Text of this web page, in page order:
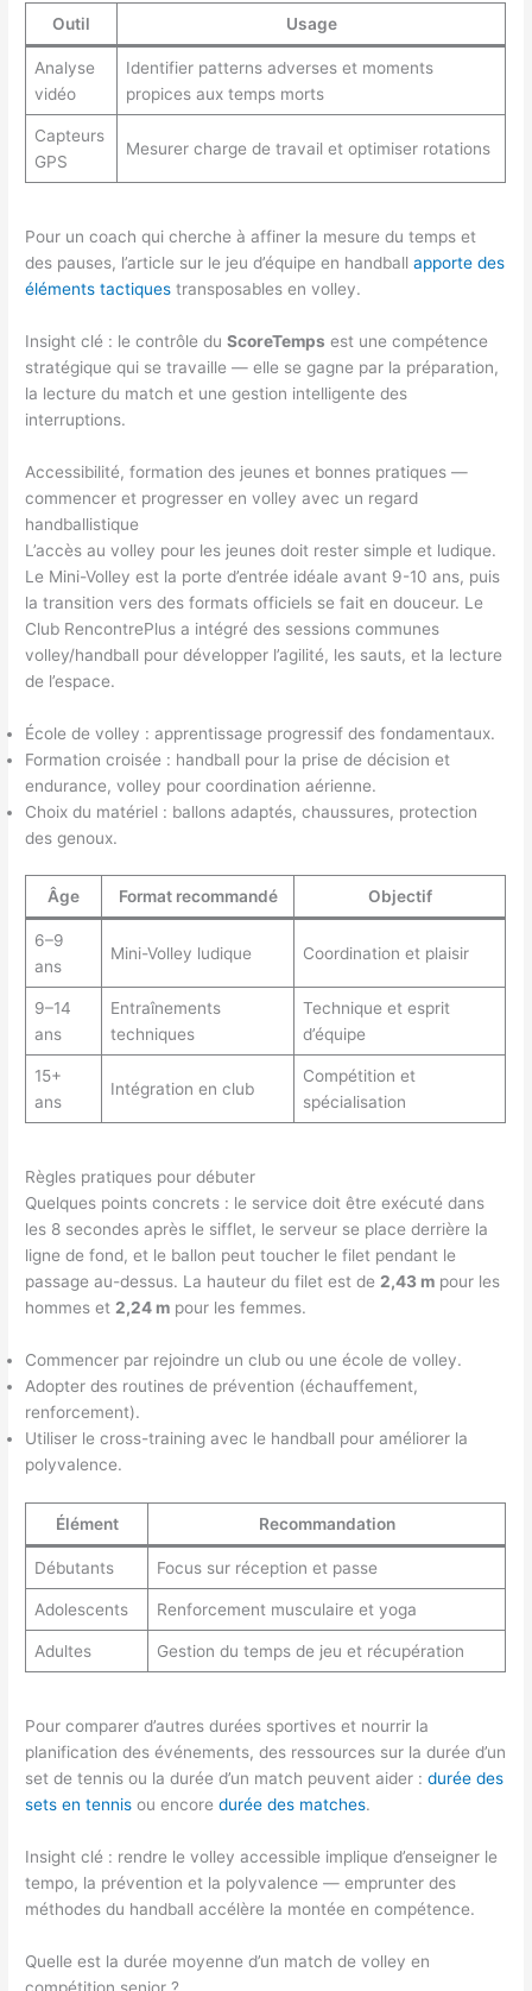
Outil Usage
Analyse
vidéo
Identifier patterns adverses et moments
propices aux temps morts
Capteurs
GPS
Mesurer charge de travail et optimiser rotations
Pour un coach qui cherche à affiner la mesure du temps et
des pauses, l’article sur le jeu d’équipe en handballapporte des
éléments tactiques transposables en volley.
Insight clé : le contrôle duScoreTemps est une compétence
stratégique qui se travaille — elle se gagne par la préparation,
la lecture du match et une gestion intelligente des
interruptions.
Accessibilité, formation des jeunes et bonnes pratiques —
commencer et progresser en volley avec un regard
handballistique
L’accès au volley pour les jeunes doit rester simple et ludique.
Le Mini-Volley est la porte d’entrée idéale avant 9-10 ans, puis
la transition vers des formats officiels se fait en douceur. Le
Club RencontrePlus a intégré des sessions communes
volley/handball pour développer l’agilité, les sauts, et la lecture
de l’espace.
École de volley : apprentissage progressif des fondamentaux.
Formation croisée : handball pour la prise de décision et
endurance, volley pour coordination aérienne.
Choix du matériel : ballons adaptés, chaussures, protection
des genoux.
Âge Format recommandé Objectif
6–9
ans
Mini-Volley ludique Coordination et plaisir
9–14
ans
Entraînements
techniques
Technique et esprit
d’équipe
15+
ans
Intégration en club
Compétition et
spécialisation
Règles pratiques pour débuter
Quelques points concrets : le service doit être exécuté dans
les 8 secondes après le sifflet, le serveur se place derrière la
ligne de fond, et le ballon peut toucher le filet pendant le
passage au-dessus. La hauteur du filet est de2,43 m pour les
hommes et2,24 m pour les femmes.
Commencer par rejoindre un club ou une école de volley.
Adopter des routines de prévention (échauffement,
renforcement).
Utiliser le cross-training avec le handball pour améliorer la
polyvalence.
Élément Recommandation
Débutants Focus sur réception et passe
Adolescents Renforcement musculaire et yoga
Adultes Gestion du temps de jeu et récupération
Pour comparer d’autres durées sportives et nourrir la
planification des événements, des ressources sur la durée d’un
set de tennis ou la durée d’un match peuvent aider :durée des
sets en tennis ou encoredurée des matches.
Insight clé : rendre le volley accessible implique d’enseigner le
tempo, la prévention et la polyvalence — emprunter des
méthodes du handball accélère la montée en compétence.
Quelle est la durée moyenne d’un match de volley en
compétition senior ?